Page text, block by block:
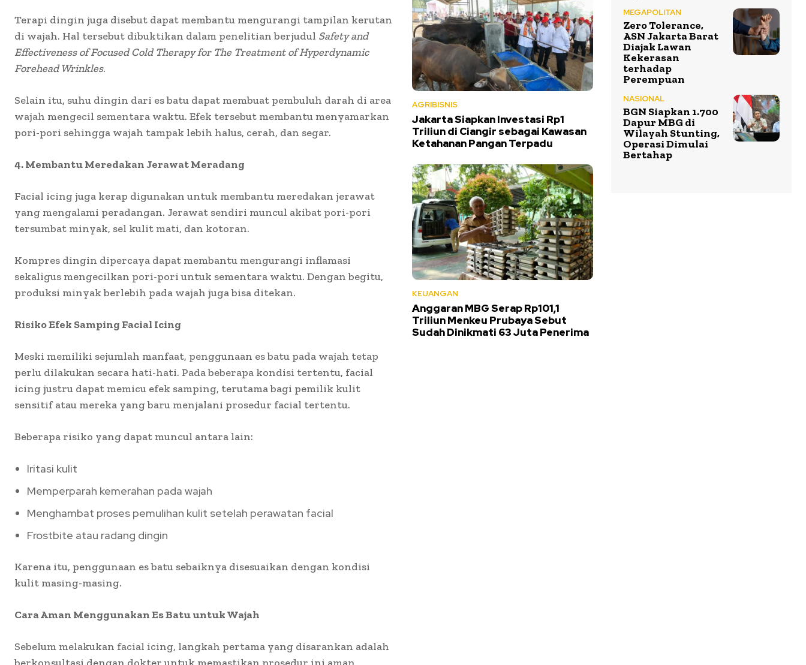
Terapi dingin juga disebut dapat membantu mengurangi tampilan kerutan
di wajah. Hal tersebut dibuktikan dalam penelitian berjudul Safety and
Effectiveness of Focused Cold Therapy for The Treatment of Hyperdynamic
Forehead Wrinkles.
Selain itu, suhu dingin dari es batu dapat membuat pembuluh darah di area
wajah mengecil sementara waktu. Efek tersebut membantu menyamarkan
pori-pori sehingga wajah tampak lebih halus, cerah, dan segar.
4. Membantu Meredakan Jerawat Meradang
Facial icing juga kerap digunakan untuk membantu meredakan jerawat
yang mengalami peradangan. Jerawat sendiri muncul akibat pori-pori
tersumbat minyak, sel kulit mati, dan kotoran.
Kompres dingin dipercaya dapat membantu mengurangi inflamasi
sekaligus mengecilkan pori-pori untuk sementara waktu. Dengan begitu,
produksi minyak berlebih pada wajah juga bisa ditekan.
Risiko Efek Samping Facial Icing
Meski memiliki sejumlah manfaat, penggunaan es batu pada wajah tetap
perlu dilakukan secara hati-hati. Pada beberapa kondisi tertentu, facial
icing justru dapat memicu efek samping, terutama bagi pemilik kulit
sensitif atau mereka yang baru menjalani prosedur facial tertentu.
Beberapa risiko yang dapat muncul antara lain:
Iritasi kulit
Memperparah kemerahan pada wajah
Menghambat proses pemulihan kulit setelah perawatan facial
Frostbite atau radang dingin
Karena itu, penggunaan es batu sebaiknya disesuaikan dengan kondisi
kulit masing-masing.
Cara Aman Menggunakan Es Batu untuk Wajah
Sebelum melakukan facial icing, langkah pertama yang disarankan adalah
AGRIBISNIS
Jakarta Siapkan Investasi Rp1
Triliun di Ciangir sebagai Kawasan
Ketahanan Pangan Terpadu
KEUANGAN
Anggaran MBG Serap Rp101,1
Triliun Menkeu Prubaya Sebut
Sudah Dinikmati 63 Juta Penerima
MEGAPOLITAN
Zero Tolerance,
ASN Jakarta Barat
Diajak Lawan
Kekerasan
terhadap
Perempuan
NASIONAL
BGN Siapkan 1.700
Dapur MBG di
Wilayah Stunting,
Operasi Dimulai
Bertahap